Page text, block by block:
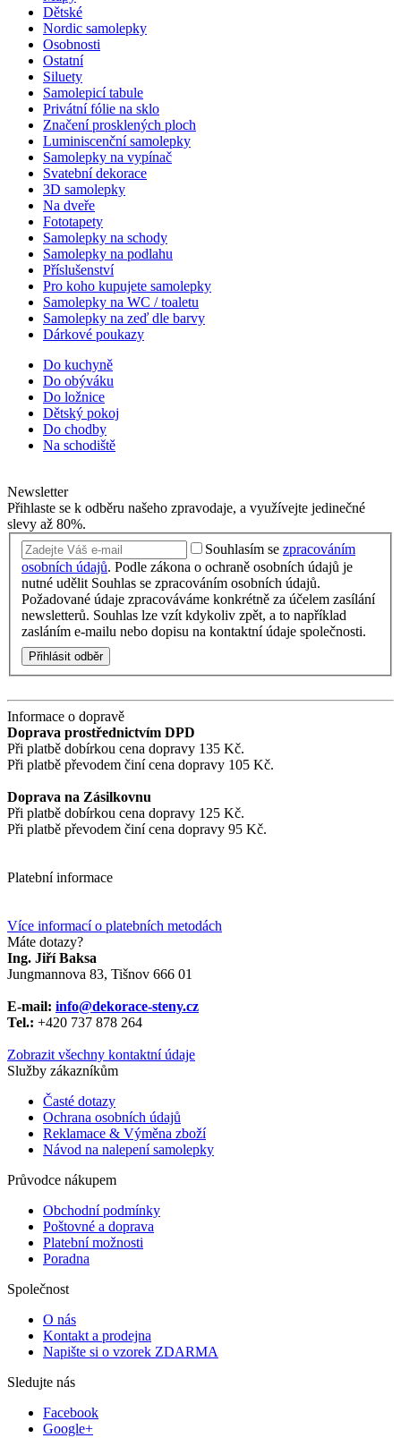
Dětské
Nordic samolepky
Osobnosti
Ostatní
Siluety
Samolepicí tabule
Privátní fólie na sklo
Značení prosklených ploch
Luminiscenční samolepky
Samolepky na vypínač
Svatební dekorace
3D samolepky
Na dveře
Fototapety
Samolepky na schody
Samolepky na podlahu
Příslušenství
Pro koho kupujete samolepky
Samolepky na WC / toaletu
Samolepky na zeď dle barvy
Dárkové poukazy
Do kuchyně
Do obýváku
Do ložnice
Dětský pokoj
Do chodby
Na schodiště
Newsletter
Přihlaste se k odběru našeho zpravodaje, a využívejte jedinečné
slevy až 80%.
Souhlasím se zpracováním
osobních údajů. Podle zákona o ochraně osobních údajů je
nutné udělit Souhlas se zpracováním osobních údajů.
Požadované údaje zpracováváme konkrétně za účelem zasílání
newsletterů. Souhlas lze vzít kdykoliv zpět, a to například
zasláním e-mailu nebo dopisu na kontaktní údaje společnosti.
Přihlásit odběr
Informace o dopravě
Doprava prostřednictvím DPD
Při platbě dobírkou cena dopravy 135 Kč.
Při platbě převodem činí cena dopravy 105 Kč.
Doprava na Zásilkovnu
Při platbě dobírkou cena dopravy 125 Kč.
Při platbě převodem činí cena dopravy 95 Kč.
Platební informace
Více informací o platebních metodách
Máte dotazy?
Ing. Jiří Baksa
Jungmannova 83, Tišnov 666 01
E-mail: info@dekorace-steny.cz
Tel.: +420 737 878 264
Zobrazit všechny kontaktní údaje
Služby zákazníkům
Časté dotazy
Ochrana osobních údajů
Reklamace & Výměna zboží
Návod na nalepení samolepky
Průvodce nákupem
Obchodní podmínky
Poštovné a doprava
Platební možnosti
Poradna
Společnost
O nás
Kontakt a prodejna
Napište si o vzorek ZDARMA
Sledujte nás
Facebook
Google+